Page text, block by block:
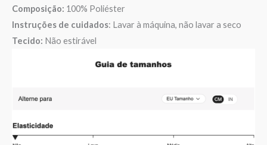
Composição: 100% Poliéster
Instruções de cuidados: Lavar à máquina, não lavar a seco
Tecido: Não estirável